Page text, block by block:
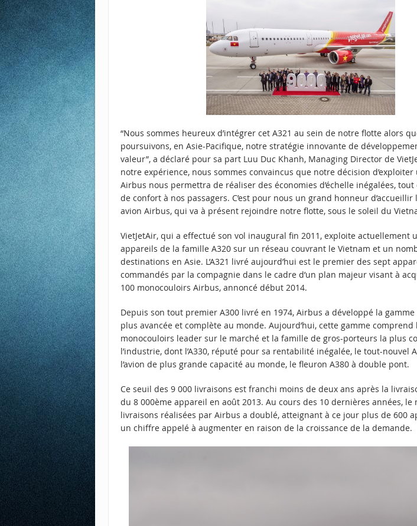
“Nous sommes heureux d’intégrer cet A321 au sein de notre flotte alors
poursuivons, en Asie-Pacifique, notre stratégie innovante de
valeur”, a déclaré pour sa part Luu Duc Khanh, Managing Director de
notre expérience, nous sommes convaincus que notre décision
Airbus nous permettra de réaliser des économies d’échelle inégalées,
de confort à nos passagers. C’est pour nous un grand honneur d’accueillir
avion Airbus, qui va à présent rejoindre notre flotte, sous le soleil du
VietJetAir, qui a effectué son vol inaugural fin 2011, exploite actuellement
appareils de la famille A320 sur un réseau couvrant le Vietnam et un
destinations en Asie. L’A321 livré aujourd’hui est le premier des sept
commandés par la compagnie dans le cadre d’un plan majeur visant à
100 monocouloirs Airbus, annoncé début 2014.
Depuis son tout premier A300 livré en 1974, Airbus a développé la
plus avancée et complète au monde. Aujourd’hui, cette gamme
monocouloirs leader sur le marché et la famille de gros-porteurs la plus
l’industrie, dont l’A330, réputé pour sa rentabilité inégalée, le tout-nouvel
l’avion de plus grande capacité au monde, le fleuron A380 à double pont.
Ce seuil des 9 000 livraisons est franchi moins de deux ans après la
du 8 000ème appareil en août 2013. Au cours des 10 dernières années, le
livraisons réalisées par Airbus a doublé, atteignant à ce jour plus de 600
un chiffre appelé à augmenter en raison de la croissance de la demande.